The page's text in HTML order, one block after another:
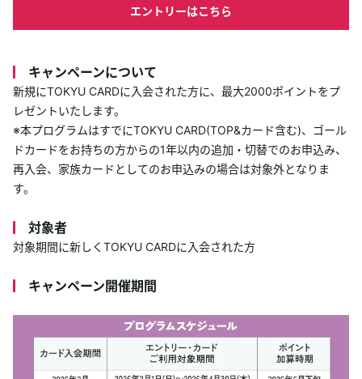
エントリーはこちら
キャンペーンについて
新規にTOKYU CARDに入会された方に、最大2000ポイントをプ
レゼントいたします。
※本プログラムはすでにTOKYU CARD(TOP&カード含む)、ゴール
ドカードをお持ちの方からの1年以内の追加・切替でのお申込み、
再入会、家族カードとしてのお申込みの場合は対象外となりま
す。
対象者
対象期間に新しくTOKYU CARDに入会された方
キャンペーン開催期間